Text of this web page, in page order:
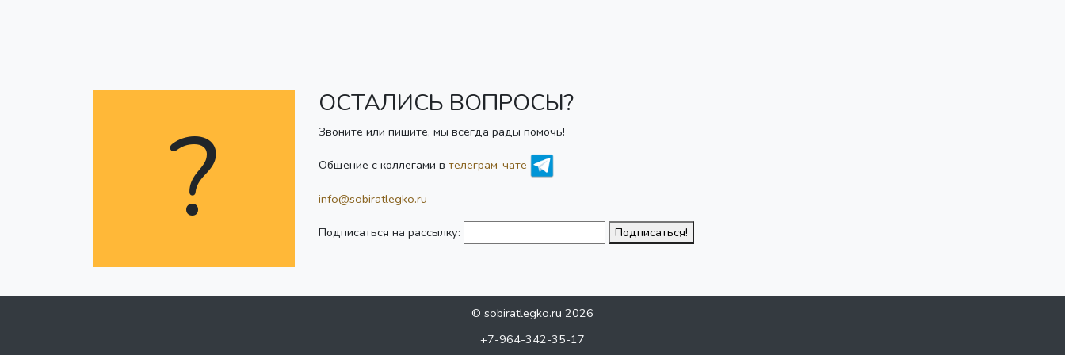
? ОСТАЛИСЬ ВОПРОСЫ?
Звоните или пишите, мы всегда рады помочь!
Общение с коллегами в телеграм-чате
info@sobiratlegko.ru
Подписаться на рассылку: Подписаться!
© sobiratlegko.ru 2026
+7-964-342-35-17